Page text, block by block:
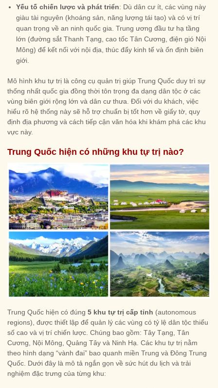
Yếu tố chiến lược và phát triển: Dù dân cư ít, các vùng này
giàu tài nguyên (khoáng sản, năng lượng tái tạo) và có vị trí
quan trọng về an ninh quốc gia. Trung ương đầu tư hạ tầng
lớn (đường sắt Thanh Tạng, cao tốc Tân Cương, điện gió Nội
Mông) để kết nối với nội địa, thúc đẩy kinh tế và ổn định biên
giới.
Mô hình khu tự trị là công cụ quản trị giúp Trung Quốc duy trì sự
thống nhất quốc gia đồng thời tôn trọng đa dạng dân tộc ở các
vùng biên giới rộng lớn và dân cư thưa. Đối với du khách, việc
hiểu rõ hệ thống này sẽ hỗ trợ chuẩn bị tốt hơn về giấy tờ, quy
định địa phương và cách tiếp cận văn hóa khi khám phá các khu
vực này.
Trung Quốc hiện có những khu tự trị nào?
Trung Quốc hiện có đúng 5 khu tự trị cấp tỉnh (autonomous
regions), được thiết lập để quản lý các vùng có tỷ lệ dân tộc thiểu
số cao và vị trí chiến lược. Chúng bao gồm: Tây Tạng, Tân
Cương, Nội Mông, Quảng Tây và Ninh Hạ. Các khu tự trị nằm
theo hình dạng “vành đai” bao quanh miền Trung và Đông Trung
Quốc. Dưới đây là mô tả ngắn gọn về sức hút du lịch và trải
nghiệm đặc trưng của từng khu: